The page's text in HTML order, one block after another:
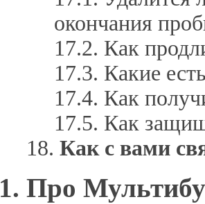
окончания
Как
Какие
Как
Как
Как с вами
1. Про